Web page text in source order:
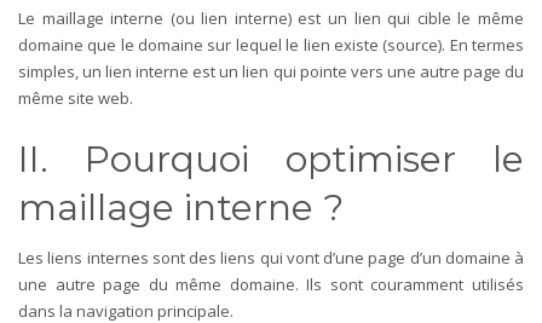
Le maillage interne (ou lien interne) est un lien qui cible le même
domaine que le domaine sur lequel le lien existe (source). En termes
simples, un lien interne est un lien qui pointe vers une autre page du
même site web.
II. Pourquoi optimiser le
maillage interne ?
Les liens internes sont des liens qui vont d’une page d’un domaine à
une autre page du même domaine. Ils sont couramment utilisés
dans la navigation principale.